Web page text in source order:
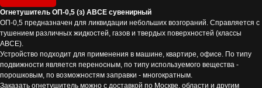
Огнетушитель ОП-0,5 (з) АВСЕ сувенирный
ОП-0,5 предназначен для ликвидации небольших возгораний. Справляется с
тушением различных жидкостей, газов и твердых поверхностей (классы
ABCE).
Устройство подходит для применения в машине, квартире, офисе. По типу
подвижности является переносным, по типу используемого вещества -
порошковым, по возможностям заправки - многократным.
Заказать огнетушитель можно с доставкой по Москве, области и другим